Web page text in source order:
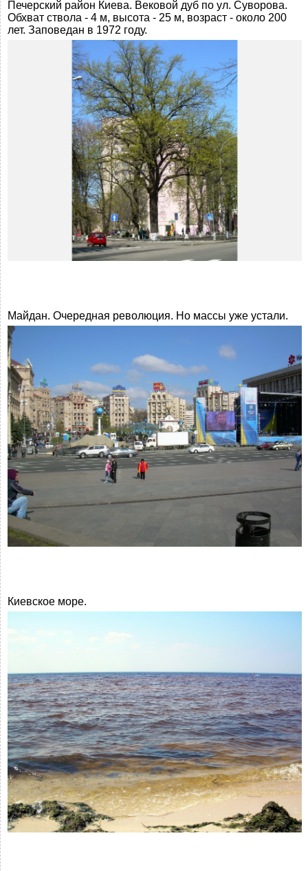
Печерский район Киева. Вековой дуб по ул. Суворова.
Обхват ствола - 4 м, высота - 25 м, возраст - около 200
лет. Заповедан в 1972 году.
Майдан. Очередная революция. Но массы уже устали.
Киевское море.